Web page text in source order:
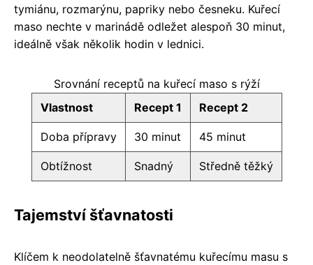
tymiánu, rozmarýnu, papriky nebo česneku. Kuřecí
maso nechte v marinádě odležet alespoň 30 minut,
ideálně však několik hodin v lednici.
Srovnání receptů na kuřecí maso s rýží
Vlastnost
Recept 1 Recept 2
Doba přípravy 30 minut 45 minut
Obtížnost Snadný Středně těžký
Tajemství šťavnatosti
Klíčem k neodolatelně šťavnatému kuřecímu masu s